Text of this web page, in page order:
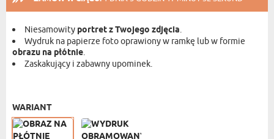
Niesamowity portret z Twojego zdjęcia.
Wydruk na papierze foto oprawiony w ramkę lub w formie
obrazu na płótnie.
Zaskakujący i zabawny upominek.
WARIANT